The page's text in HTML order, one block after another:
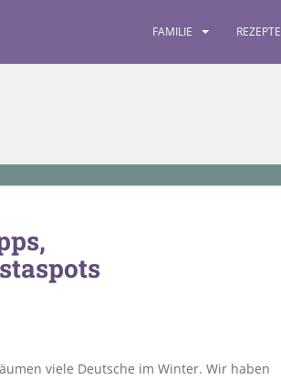
FAMILIE REZEPTE
viele Deutsche im Winter. Wir haben